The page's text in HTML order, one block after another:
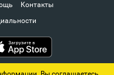
Контакты